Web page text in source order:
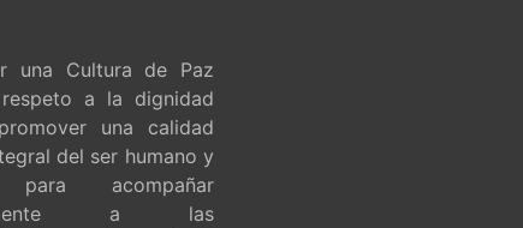
una Cultura de Paz
a la dignidad
una calidad
del ser humano y
para acompañar
a las